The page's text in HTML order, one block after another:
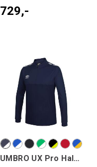
729,-
UMBRO UX Pro Half Zip Jr